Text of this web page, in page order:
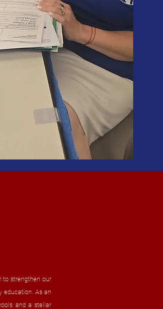
to strengthen our
education. As an
and a stellar